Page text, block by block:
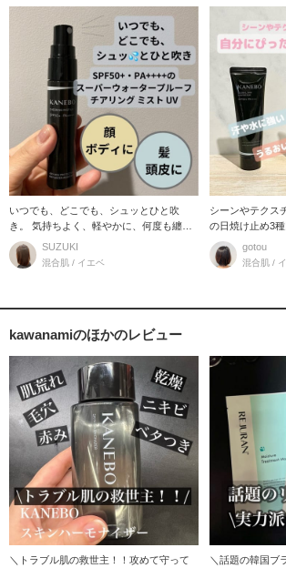
いつでも、どこでも、シュッとひと吹
き。 気持ちよく、軽やかに、何度も纏い
たくなる使い心地の
SUZUKI
混合肌 / イエベ
シーンやテクス
の日焼け止め3種比較 ●ヴェイ
イ ●グロ
gotou
混合肌 /
kawanamiのほかのレビュー
＼トラブル肌の救世主！！攻めて守って
＼話題の韓国ブ